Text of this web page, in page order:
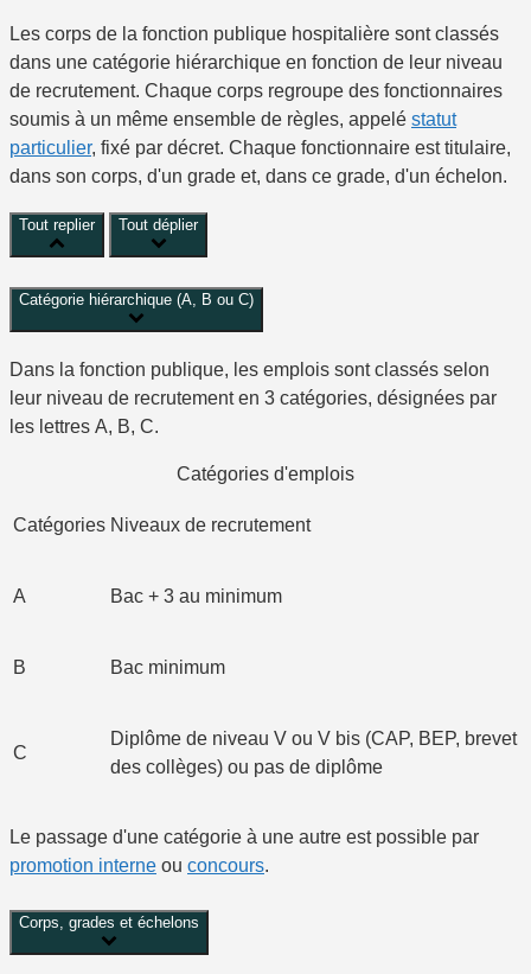
Les corps de la fonction publique hospitalière sont classés
dans une catégorie hiérarchique en fonction de leur niveau
de recrutement. Chaque corps regroupe des fonctionnaires
soumis à un même ensemble de règles, appelé statut
particulier, fixé par décret. Chaque fonctionnaire est titulaire,
dans son corps, d'un grade et, dans ce grade, d'un échelon.
Tout replier Tout déplier
Catégorie hiérarchique (A, B ou C)
Dans la fonction publique, les emplois sont classés selon
leur niveau de recrutement en 3 catégories, désignées par
les lettres A, B, C.
Catégories d'emplois
Catégories Niveaux de recrutement
A Bac + 3 au minimum
B Bac minimum
C
Diplôme de niveau V ou V bis (CAP, BEP, brevet
des collèges) ou pas de diplôme
Le passage d'une catégorie à une autre est possible par
promotion interne ou concours.
Corps, grades et échelons